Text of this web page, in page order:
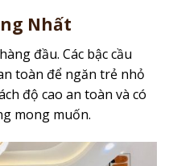
Nhất
đầu. Các bậc cầu
toàn để ngăn trẻ nhỏ
độ cao an toàn và có
mong muốn.